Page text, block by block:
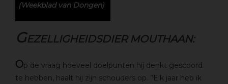
(Weekblad van Dongen)
GEZELLIGHEIDSDIER MOUTHAAN:
Op de vraag hoeveel doelpunten hij denkt gescoord
te hebben, haalt hij zijn schouders op. ”Elk jaar heb ik